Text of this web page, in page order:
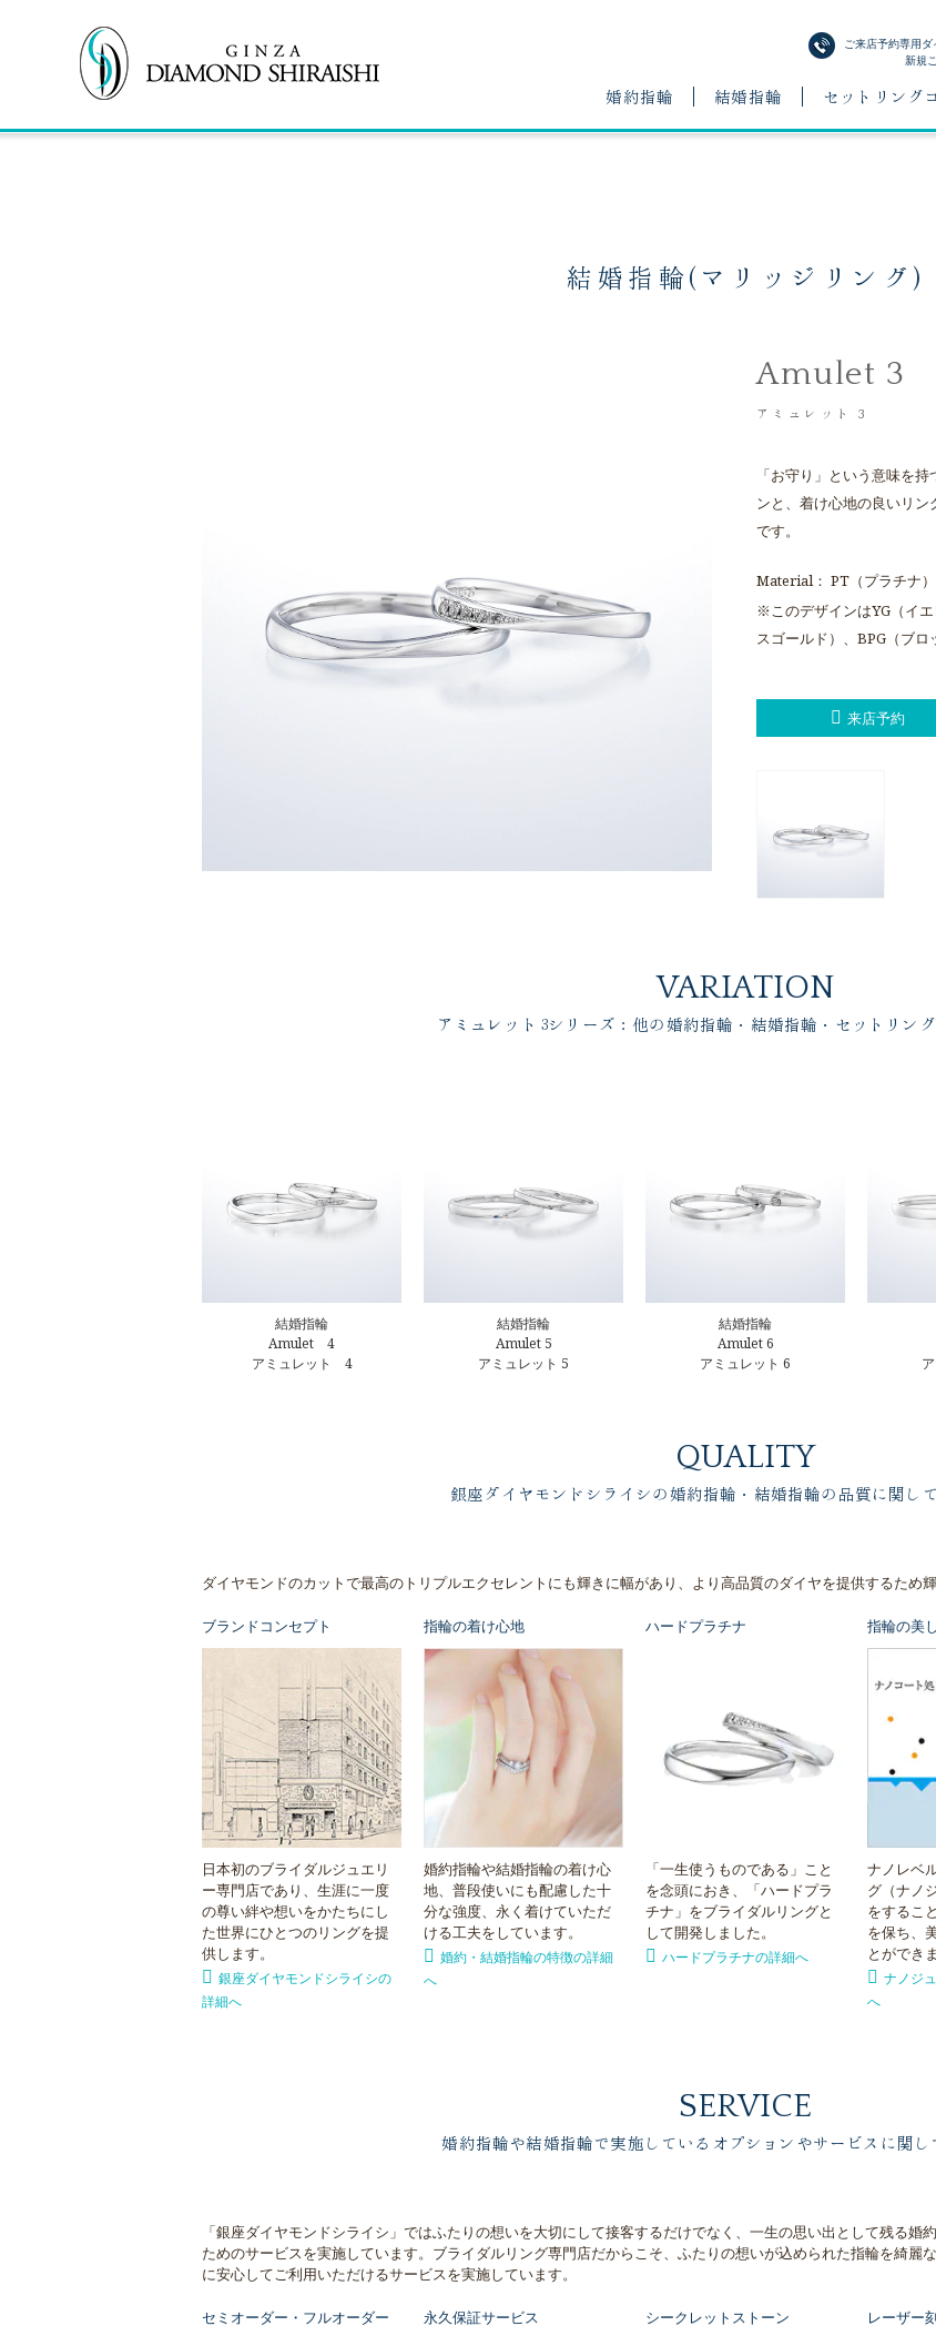
ご来店予約専用ダ
新規
婚約指輪 結婚指輪 セットリング
結婚指輪(マリッジリング)
Amulet 3
アミュレット 3
「お守り」という意味を
ンと、着け心地の良いリ
です。
Material： PT（プラチナ）
※このデザインはYG（イ
スゴールド）、BPG（ブ
来店予約
VARIATION
アミュレット 3シリーズ：他の婚約指輪・結婚指輪・セットリング
結婚指輪
Amulet 4
アミュレット 4
結婚指輪
Amulet 5
アミュレット 5
結婚指輪
Amulet 6
アミュレット 6
QUALITY
銀座ダイヤモンドシライシの婚約指輪・結婚指輪の品質に関し
ダイヤモンドのカットで最高のトリプルエクセレントにも輝きに幅があり、より高品質のダイヤを提供するため
ブランドコンセプト
日本初のブライダルジュエリ
ー専門店であり、生涯に一度
の尊い絆や想いをかたちにし
た世界にひとつのリングを提
供します。
銀座ダイヤモンドシライシの
詳細へ
指輪の着け心地
婚約指輪や結婚指輪の着け心
地、普段使いにも配慮した十
分な強度、永く着けていただ
ける工夫をしています。
婚約・結婚指輪の特徴の詳細
へ
ハードプラチナ
「一生使うものである」こと
を念頭におき、「ハードプラ
チナ」をブライダルリングと
して開発しました。
ハードプラチナの詳細へ
指輪の美
ナノレベ
グ（ナノ
をするこ
を保ち、
とができ
ナノジ
へ
SERVICE
婚約指輪や結婚指輪で実施しているオプションやサービスに関し
「銀座ダイヤモンドシライシ」ではふたりの想いを大切にして接客するだけでなく、一生の思い出として残る
ためのサービスを実施しています。ブライダルリング専門店だからこそ、ふたりの想いが込められた指輪を綺麗
に安心してご利用いただけるサービスを実施しています。
セミオーダー・フルオーダー 永久保証サービス シークレットストーン レーザー